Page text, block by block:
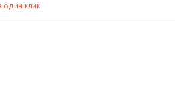
один клик